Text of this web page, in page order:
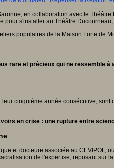
en collaboration avec le
pour s'installer au Théâtre
populaires de la Maison Forte de
rare et précieux qui ne ressemble
cinquième année consécutive,
en crise : une rupture entre
et docteure associée au CEVIPOF,
de l'expertise, reposant sur